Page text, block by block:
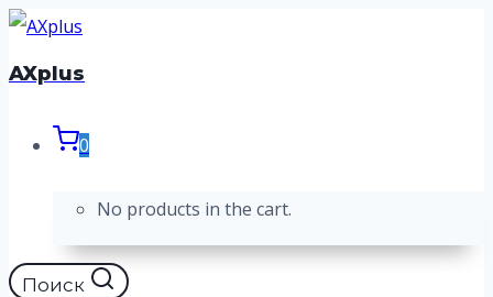
Перейти
к
AXplus
0
No products in the cart.
Поиск